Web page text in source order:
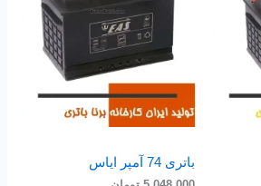
باتری 74 آمپر ایاس